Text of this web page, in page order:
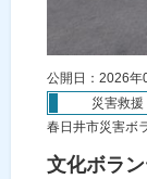
公開日：2026年
災害救援
春日井市災害ボ
文化ボラ